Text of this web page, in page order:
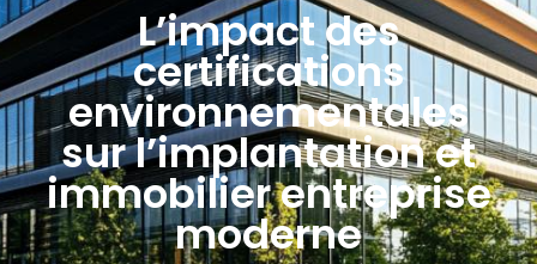
L’impact des
certifications
environnementales
sur l’implantation et
immobilier entreprise
moderne